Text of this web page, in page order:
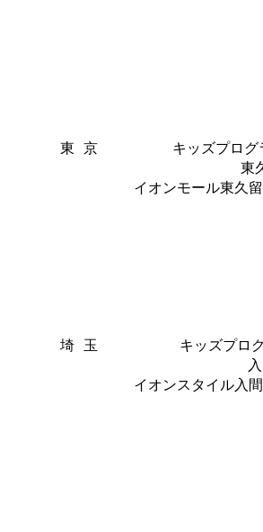
東 京
キッズプロ
東
イオンモール東久
埼 玉
キッズプロ
イオンスタイル入